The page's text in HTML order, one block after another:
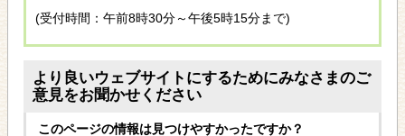
(受付時間：午前8時30分～午後5時15分まで)
より良いウェブサイトにするためにみなさまのご
意見をお聞かせください
このページの情報は見つけやすかったですか？